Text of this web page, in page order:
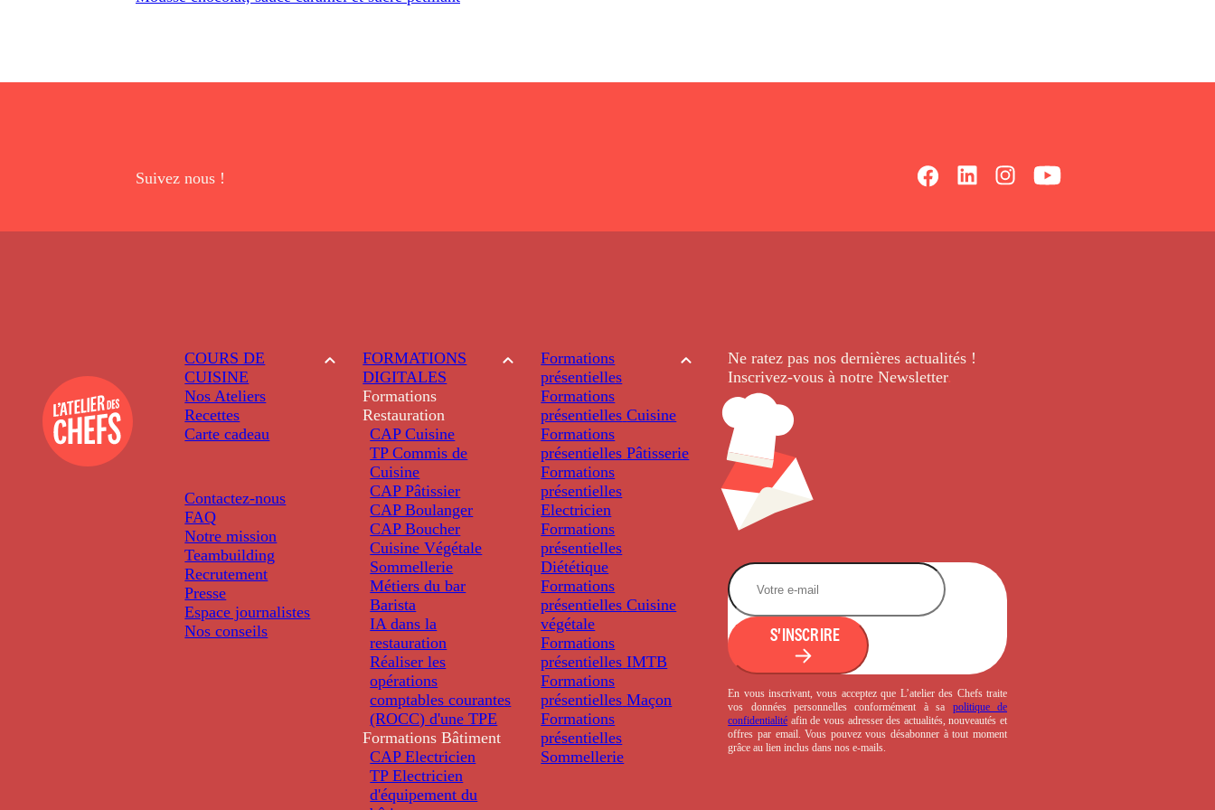
Suivez nous !
COURS DE
CUISINE
Nos Ateliers
Recettes
Carte cadeau
Contactez-nous
FAQ
Notre mission
Teambuilding
Recrutement
Presse
Espace journalistes
Nos conseils
FORMATIONS
DIGITALES
Formations
Restauration
CAP Cuisine
TP Commis de
Cuisine
CAP Pâtissier
CAP Boulanger
CAP Boucher
Cuisine Végétale
Sommellerie
Métiers du bar
Barista
IA dans la
restauration
Réaliser les
opérations
comptables courantes
(ROCC) d'une TPE
Formations Bâtiment
CAP Electricien
TP Electricien
d'équipement du
Formations
présentielles
Formations
présentielles Cuisine
Formations
présentielles Pâtisserie
Formations
présentielles
Electricien
Formations
présentielles
Diététique
Formations
présentielles Cuisine
végétale
Formations
présentielles IMTB
Formations
présentielles Maçon
Formations
présentielles
Sommellerie
Ne ratez pas nos dernièresactualités !
Inscrivez-vous à notre Newsletter.
S'INSCRIRE
En vous inscrivant, vous acceptez que L’atelier des Chefs traite
vos données personnelles conformément à sa politique de
confidentialité afin de vous adresser des actualités, nouveautés et
offres par email. Vous pouvez vous désabonner à tout moment
grâce au lien inclus dans nos e-mails.